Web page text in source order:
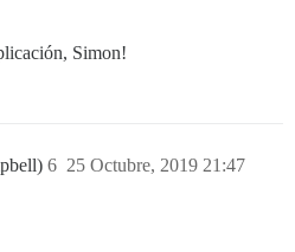
Simon!
25 Octubre, 2019 21:47
6